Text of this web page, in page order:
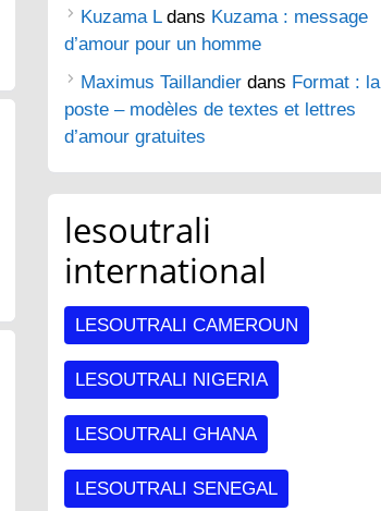
Kuzama Ldans Kuzama : message
d’amour pour un homme
Maximus Taillandier dans Format : la
poste – modèles de textes et lettres
d’amour gratuites
lesoutrali
international
LESOUTRALI CAMEROUN
LESOUTRALI NIGERIA
LESOUTRALI GHANA
LESOUTRALI SENEGAL